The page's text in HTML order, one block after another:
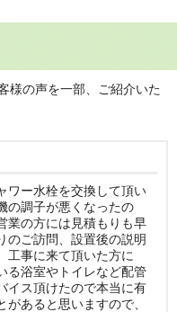
様の声を一部、ご紹介いた
ワー水栓を交換して頂い
の調子が悪くなったの
業の方には見積もりも早
のご訪問、設置後の説明
工事に来て頂いた方に
る浴室やトイレなど配管
イス頂けたので本当に有
あると思いますので、